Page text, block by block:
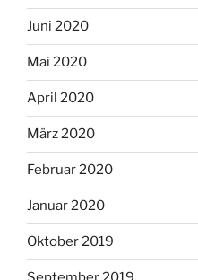
Juni 2020
Mai 2020
April 2020
März 2020
Februar 2020
Januar 2020
Oktober 2019